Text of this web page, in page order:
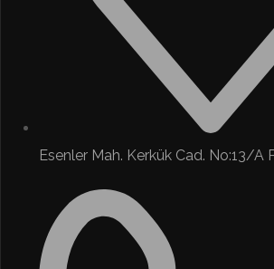
Esenler Mah. Kerkük Cad. No:13/A